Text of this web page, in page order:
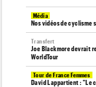
Média
Nos vidéos de cyclisme
Transfert
Joe Blackmore devrait
WorldTour
Tour de France Femmes
David Lappartient : "Le